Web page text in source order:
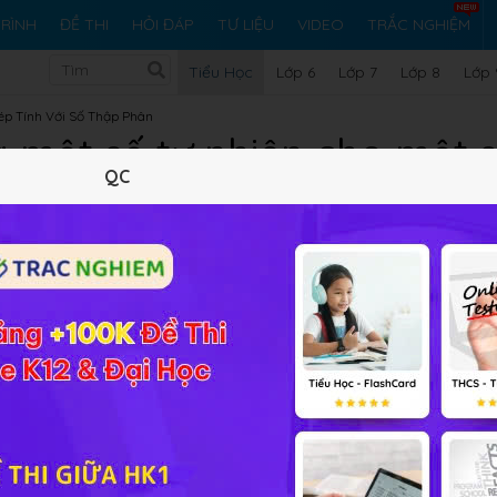
ĐỀ THI HỎI ĐÁP TƯ LIỆU VIDEO TRẮC NGHIỆM
Tiểu Học Lớp 6 Lớp 7 Lớp 8 Lớp
Tính Với Số Thập Phân
một số tự nhiên cho một
hay muốn chia sẻ trong quá trình làm bài tập liên quan
Chia một số tự nhiên cho một số thập phânhãy đặt
đáp cho các em.
QC